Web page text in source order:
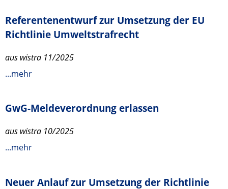
Referentenentwurf zur Umsetzung der EU
Richtlinie Umweltstrafrecht
aus wistra 11/2025
...mehr
GwG-Meldeverordnung erlassen
aus wistra 10/2025
...mehr
Neuer Anlauf zur Umsetzung der Richtlinie